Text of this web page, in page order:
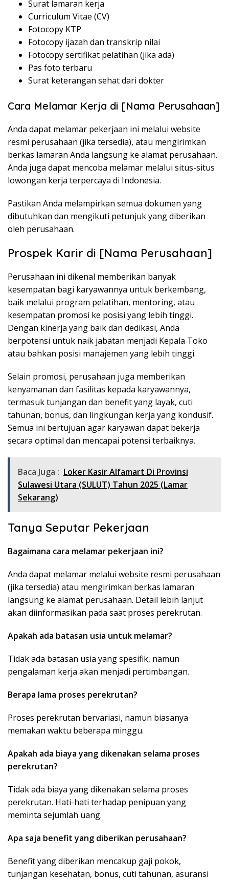
Surat lamaran kerja
Curriculum Vitae (CV)
Fotocopy KTP
Fotocopy ijazah dan transkrip nilai
Fotocopy sertifikat pelatihan (jika ada)
Pas foto terbaru
Surat keterangan sehat dari dokter
Cara Melamar Kerja di [Nama Perusahaan]
Anda dapat melamar pekerjaan ini melalui website
resmi perusahaan (jika tersedia), atau mengirimkan
berkas lamaran Anda langsung ke alamat perusahaan.
Anda juga dapat mencoba melamar melalui situs-situs
lowongan kerja terpercaya di Indonesia.
Pastikan Anda melampirkan semua dokumen yang
dibutuhkan dan mengikuti petunjuk yang diberikan
oleh perusahaan.
Prospek Karir di [Nama Perusahaan]
Perusahaan ini dikenal memberikan banyak
kesempatan bagi karyawannya untuk berkembang,
baik melalui program pelatihan, mentoring, atau
kesempatan promosi ke posisi yang lebih tinggi.
Dengan kinerja yang baik dan dedikasi, Anda
berpotensi untuk naik jabatan menjadi Kepala Toko
atau bahkan posisi manajemen yang lebih tinggi.
Selain promosi, perusahaan juga memberikan
kenyamanan dan fasilitas kepada karyawannya,
termasuk tunjangan dan benefit yang layak, cuti
tahunan, bonus, dan lingkungan kerja yang kondusif.
Semua ini bertujuan agar karyawan dapat bekerja
secara optimal dan mencapai potensi terbaiknya.
Baca Juga : Loker Kasir Alfamart Di Provinsi
Sulawesi Utara (SULUT) Tahun 2025 (Lamar
Sekarang)
Tanya Seputar Pekerjaan
Bagaimana cara melamar pekerjaan ini?
Anda dapat melamar melalui website resmi perusahaan
(jika tersedia) atau mengirimkan berkas lamaran
langsung ke alamat perusahaan. Detail lebih lanjut
akan diinformasikan pada saat proses perekrutan.
Apakah ada batasan usia untuk melamar?
Tidak ada batasan usia yang spesifik, namun
pengalaman kerja akan menjadi pertimbangan.
Berapa lama proses perekrutan?
Proses perekrutan bervariasi, namun biasanya
memakan waktu beberapa minggu.
Apakah ada biaya yang dikenakan selama proses
perekrutan?
Tidak ada biaya yang dikenakan selama proses
perekrutan. Hati-hati terhadap penipuan yang
meminta sejumlah uang.
Apa saja benefit yang diberikan perusahaan?
Benefit yang diberikan mencakup gaji pokok,
tunjangan kesehatan, bonus, cuti tahunan, asuransi